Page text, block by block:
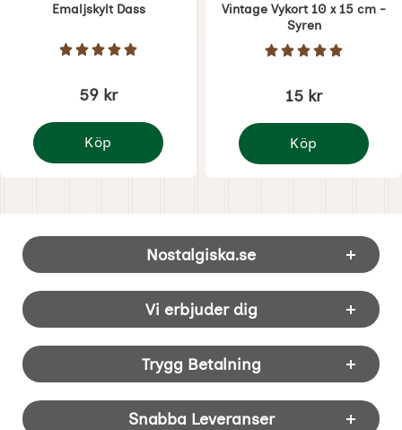
Emaljskylt Dass
Art. nr 5956 Betyg: 5 Stjärnor av 5
59 kr
Köp
Emaljskylt Dass
Vintage Vykort 10 x 15 cm -
Syren
Art. nr 8748 Betyg: 5 Stjärnor
15 kr
Köp
Vintage Vykort 10 x
Sidfot Blandad info och länkar
Nostalgiska.se
Vi erbjuder dig
Trygg Betalning
Snabba Leveranser